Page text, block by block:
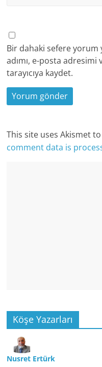
Bir dahaki sefere yorum
adımı, e-posta
tarayıcıya kaydet.
This site uses Akismet
comment data is
Köşe Yazarları
Nusret Ertürk